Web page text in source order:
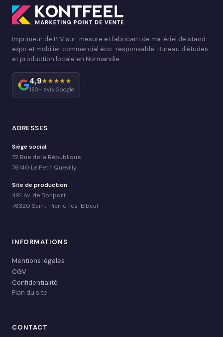
Imprimeur de PLV sur-mesure et fabricant de matériel de stand
expo et mobilier commercial éco-responsable. Bureau d'études
et production locale en Normandie.
4,9★★★★★
180+ avis Google
ADRESSES
Siège social
72 Rue de la République
76140 Le Petit Quevilly
Site de production
491 Av. de Bonport
76320 Saint-Pierre-lès-Elbeuf
INFORMATIONS
Mentions légales
CGV
Confidentialité
Plan du site
CONTACT